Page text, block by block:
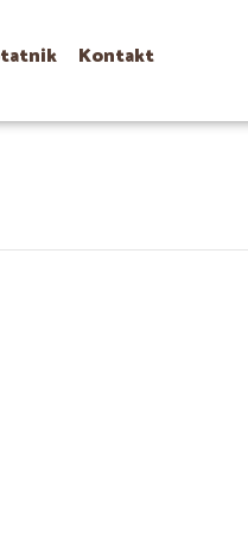
Kontakt